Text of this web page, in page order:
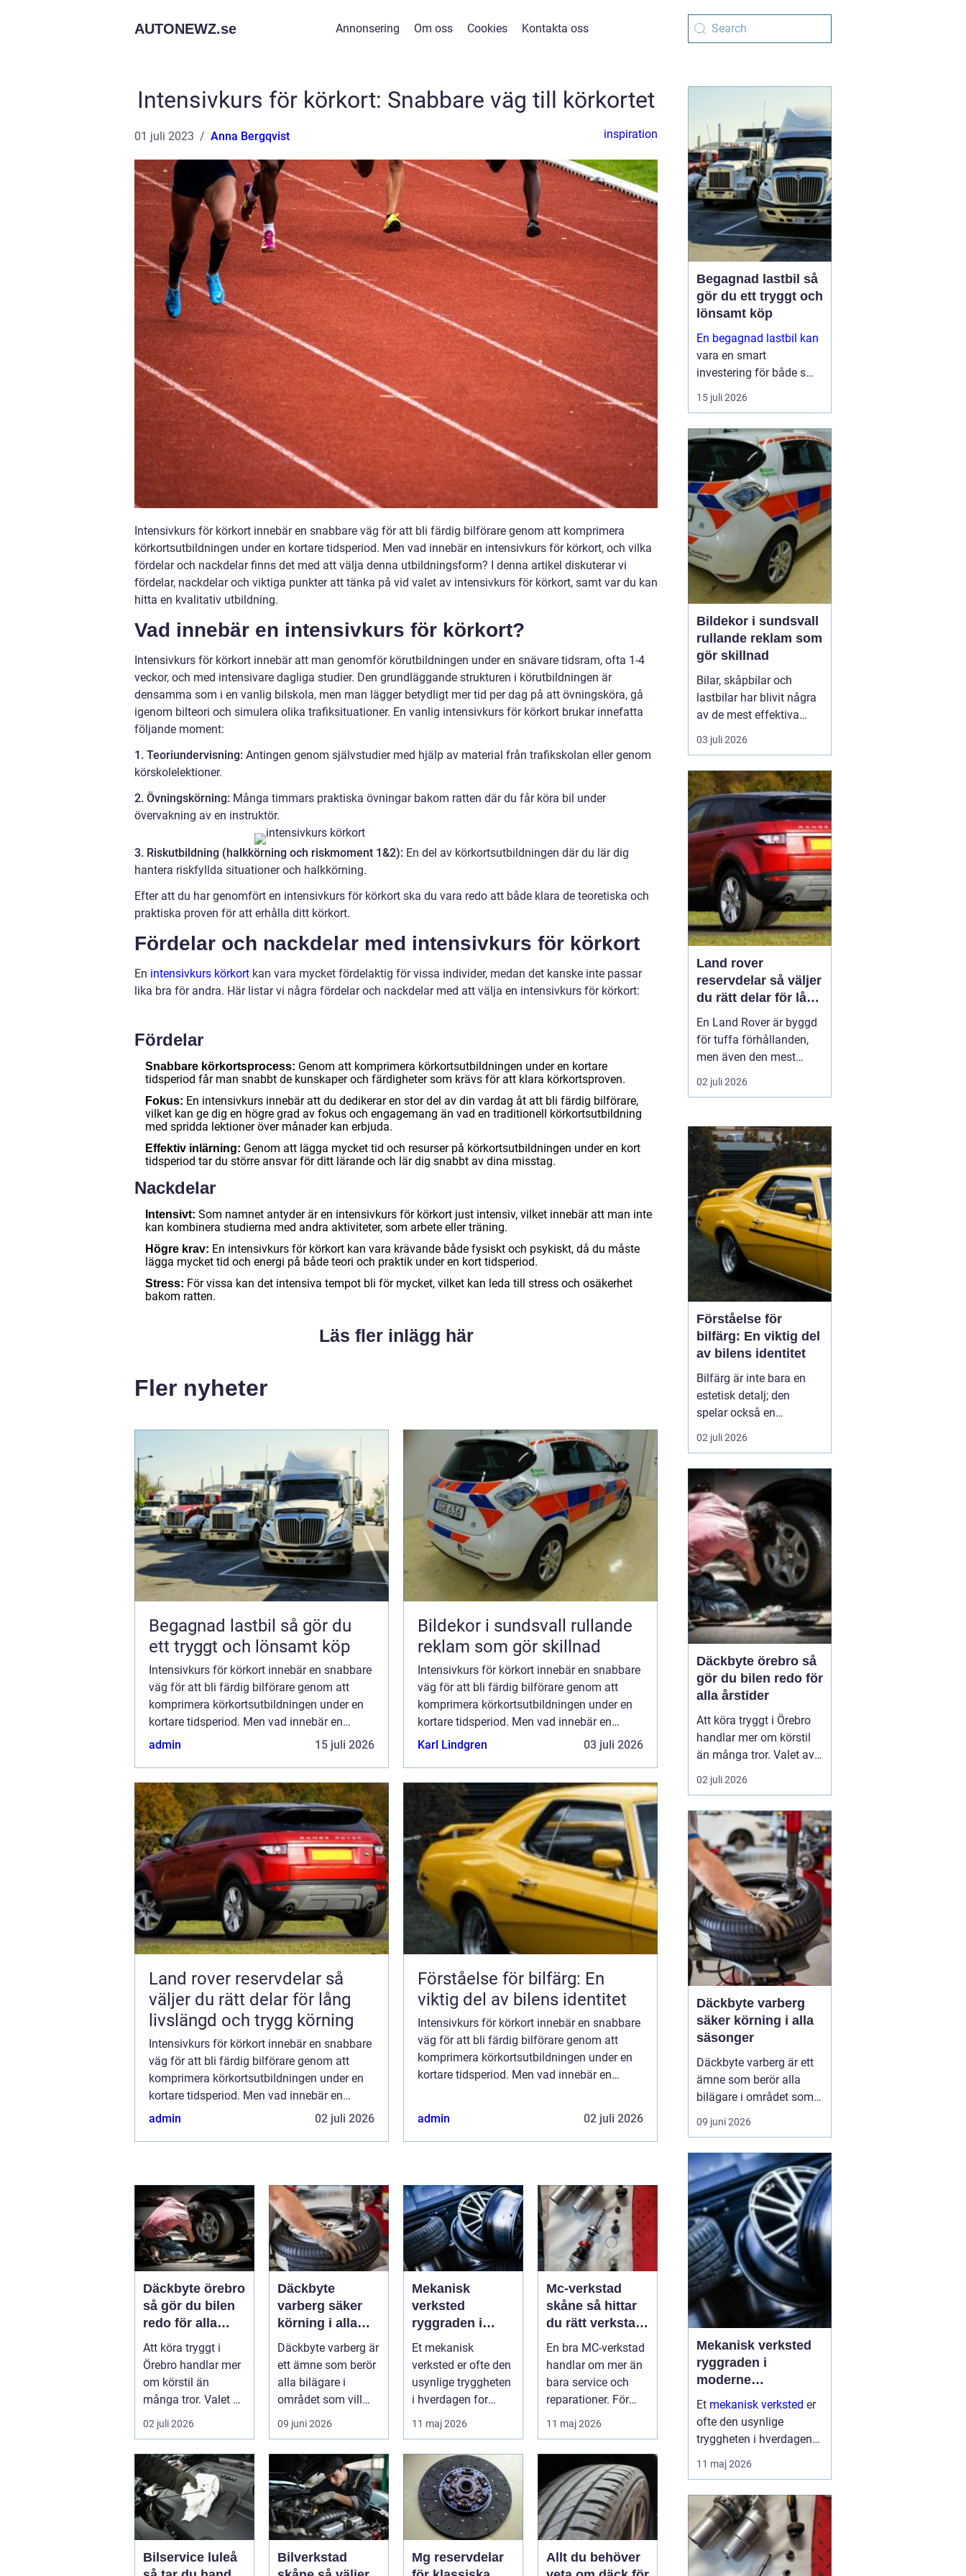
AUTONEWZ.se Annonsering Om oss Cookies Kontakta oss
Intensivkurs för körkort: Snabbare väg till körkortet
01 juli 2023 Anna Bergqvist inspiration
Intensivkurs för körkort innebär en snabbare väg för att bli färdig bilförare genom att komprimera
körkortsutbildningen under en kortare tidsperiod. Men vad innebär en intensivkurs för körkort, och vilka
fördelar och nackdelar finns det med att välja denna utbildningsform? I denna artikel diskuterar vi
fördelar, nackdelar och viktiga punkter att tänka på vid valet av intensivkurs för körkort, samt var du kan
hitta en kvalitativ utbildning.
Vad innebär en intensivkurs för körkort?
Intensivkurs för körkort innebär att man genomför körutbildningen under en snävare tidsram, ofta 1-4
veckor, och med intensivare dagliga studier. Den grundläggande strukturen i körutbildningen är
densamma som i en vanlig bilskola, men man lägger betydligt mer tid per dag på att övningsköra, gå
igenom bilteori och simulera olika trafiksituationer. En vanlig intensivkurs för körkort brukar innefatta
följande moment:
1. Teoriundervisning: Antingen genom självstudier med hjälp av material från trafikskolan eller genom
körskolelektioner.
2. Övningskörning: Många timmars praktiska övningar bakom ratten där du får köra bil under
övervakning av en instruktör.
3. Riskutbildning (halkkörning och riskmoment 1&2): En del av körkortsutbildningen där du lär dig
hantera riskfyllda situationer och halkkörning.
Efter att du har genomfört en intensivkurs för körkort ska du vara redo att både klara de teoretiska och
praktiska proven för att erhålla ditt körkort.
Fördelar och nackdelar med intensivkurs för körkort
En intensivkurs körkort kan vara mycket fördelaktig för vissa individer, medan det kanske inte passar
lika bra för andra. Här listar vi några fördelar och nackdelar med att välja en intensivkurs för körkort:
Fördelar
Snabbare körkortsprocess: Genom att komprimera körkortsutbildningen under en kortare
tidsperiod får man snabbt de kunskaper och färdigheter som krävs för att klara körkortsproven.
Fokus: En intensivkurs innebär att du dedikerar en stor del av din vardag åt att bli färdig bilförare,
vilket kan ge dig en högre grad av fokus och engagemang än vad en traditionell körkortsutbildning
med spridda lektioner över månader kan erbjuda.
Effektiv inlärning: Genom att lägga mycket tid och resurser på körkortsutbildningen under en kort
tidsperiod tar du större ansvar för ditt lärande och lär dig snabbt av dina misstag.
Nackdelar
Intensivt: Som namnet antyder är en intensivkurs för körkort just intensiv, vilket innebär att man inte
kan kombinera studierna med andra aktiviteter, som arbete eller träning.
Högre krav: En intensivkurs för körkort kan vara krävande både fysiskt och psykiskt, då du måste
lägga mycket tid och energi på både teori och praktik under en kort tidsperiod.
Stress: För vissa kan det intensiva tempot bli för mycket, vilket kan leda till stress och osäkerhet
bakom ratten.
Läs fler inlägg här
Fler nyheter
Begagnad lastbil så gör du
ett tryggt och lönsamt köp
Intensivkurs för körkort innebär en snabbare
väg för att bli färdig bilförare genom att
komprimera körkortsutbildningen under en
kortare tidsperiod. Men vad innebär en
intensivkurs för körkort, o...
admin 15 juli 2026
Bildekor i sundsvall rullande
reklam som gör skillnad
Intensivkurs för körkort innebär en snabbare
väg för att bli färdig bilförare genom att
komprimera körkortsutbildningen under en
kortare tidsperiod. Men vad innebär en
intensivkurs för körkort, o...
Karl Lindgren 03 juli 2026
Land rover reservdelar så
väljer du rätt delar för lång
livslängd och trygg körning
Intensivkurs för körkort innebär en snabbare
väg för att bli färdig bilförare genom att
komprimera körkortsutbildningen under en
kortare tidsperiod. Men vad innebär en
intensivkurs för körkort, o...
admin 02 juli 2026
Förståelse för bilfärg: En
viktig del av bilens identitet
Intensivkurs för körkort innebär en snabbare
väg för att bli färdig bilförare genom att
komprimera körkortsutbildningen under en
kortare tidsperiod. Men vad innebär en
admin
02 juli 2026
Däckbyte örebro
så gör du bilen
redo för alla
årstider
Att köra tryggt i
Örebro handlar mer
om körstil än
många tror. Valet av
däck, när de byts
och hur de...
02 juli 2026
Däckbyte
varberg säker
körning i alla
säsonger
Däckbyte varberg är
ett ämne som berör
alla bilägare i
området som vill
köra säkert året om.
När väd...
09 juni 2026
Mekanisk
verksted
ryggraden i
moderne
maskinpark
Et mekanisk
verksted er ofte den
usynlige tryggheten
i hverdagen for
både næringsliv og
privatperson...
11 maj 2026
Mc-verkstad
skåne så hittar
du rätt verkstad
för din
motorcykel
En bra MC-verkstad
handlar om mer än
bara service och
reparationer. För
många förare i
Skåne är verk...
11 maj 2026
Bilservice luleå
Bilverkstad
Mg reservdelar
Allt du behöver
Begagnad lastbil så
gör du ett tryggt och
lönsamt köp
En begagnad lastbil kan
vara en smart
investering för både små
och stora företag. Du får
ofta mycket kapacitet
leveranstid och en bil
som redan visat vad den
går för i vardagen.
Sam...
15 juli 2026
Bildekor i sundsvall
rullande reklam som
gör skillnad
Bilar, skåpbilar och
lastbilar har blivit några
av de mest effektiva
reklampelarna vi har i
vardagen. En
att ett företag syns
överallt där fordonet rör
sig på E4:an, inne i
centrum, på
industriområdet eller
utanför kundens en...
03 juli 2026
Land rover
reservdelar så väljer
du rätt delar för lång
livslängd och trygg
körning
En Land Rover är byggd
för tuffa förhållanden,
men även den mest
robusta bilen slits med
tiden. Bromsar,
packningar och
elektronik påverkas av år
av vardagskörning,
terräng och vägsalt. För
att bilen ska behålla sin
styrka och säkerh...
02 juli 2026
Förståelse för
bilfärg: En viktig del
av bilens identitet
Bilfärg är inte bara en
estetisk detalj; den
spelar också en
avgörande roll för bilens
övergripande identitet
bilfärgen kan påverka
hur en bil uppfattas,
stärka dess mär...
02 juli 2026
Däckbyte örebro så
gör du bilen redo för
alla årstider
Att köra tryggt i Örebro
handlar mer om körstil
än många tror. Valet av
däck, när de byts och hur
de monteras spelar en
säkerheten. Vädret i
Närke skiftar snabbt,
med kalla vintrar, blöta
vårvägar och varma
sommardagar. För den
som...
02 juli 2026
Däckbyte varberg
säker körning i alla
säsonger
Däckbyte varberg är ett
ämne som berör alla
bilägare i området som
vill köra säkert året om.
När vädret skiftar mellan
vintervägar och torra
sommarvägar behöver
däcken alltid vara
anpassade för
underlaget. Ett
genomtänkt däckby...
09 juni 2026
Mekanisk verksted
ryggraden i
moderne
maskinpark
Et mekanisk verksted er
ofte den usynlige
tryggheten i hverdagen
for både næringsliv og
privatpersoner. Når
produksjon stanser eller
en gravemaskin står fast
på et anlegg, er ve...
11 maj 2026